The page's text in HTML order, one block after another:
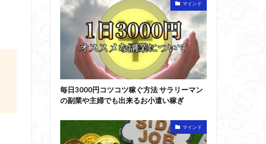
マインド
毎日3000円コツコツ稼ぐ方法 サラリーマン
の副業や主婦でも出来るお小遣い稼ぎ
マインド